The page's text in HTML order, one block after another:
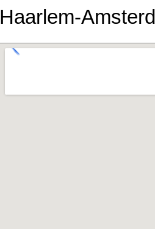
Haarlem-